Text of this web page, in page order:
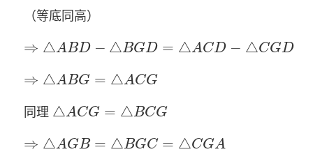
（等底同高）
⇒ △ABD − △BGD = △ACD − △CGD
⇒ △ ABD− BGD=△ D −△CG
⇒ △ABG = △ACG
⇒ △ ABG= AC G
同理 △ACG = △BCG
△ A CG= B CG
⇒ △AGB = △BGC = △CGA
⇒ △ AGB= BGC=△ GA